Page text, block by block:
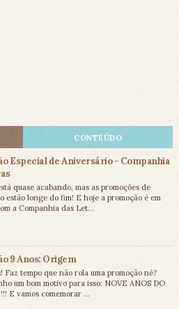
CONTEÚDO
Especial de Aniversário - Companhia
quase acabando, mas as promoções de
estão longe do fim! E hoje a promoção é em
a Companhia das Let...
9 Anos: Origem
Faz tempo que não rola uma promoção né?
um bom motivo para isso: NOVE ANOS DO
E vamos comemorar ...